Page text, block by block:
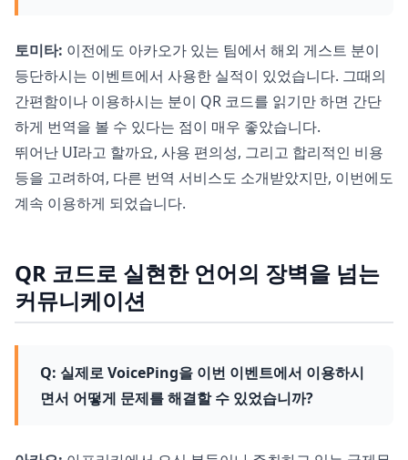
토미타: 이전에도 아카오가 있는 팀에서 해외 게스트 분이
등단하시는 이벤트에서 사용한 실적이 있었습니다. 그때의
간편함이나 이용하시는 분이 QR 코드를 읽기만 하면 간단
하게 번역을 볼 수 있다는 점이 매우 좋았습니다.
뛰어난 UI라고 할까요, 사용 편의성, 그리고 합리적인 비용
등을 고려하여, 다른 번역 서비스도 소개받았지만, 이번에도
계속 이용하게 되었습니다.
QR 코드로 실현한 언어의 장벽을 넘는
커뮤니케이션
Q: 실제로 VoicePing을 이번 이벤트에서 이용하시
면서 어떻게 문제를 해결할 수 있었습니까?